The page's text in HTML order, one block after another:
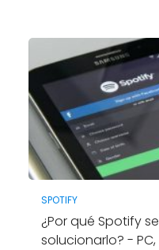
SPOTIFY
¿Por qué Spotify
solucionarlo? -